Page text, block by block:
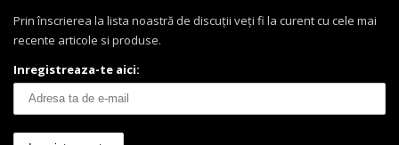
Prin înscrierea la lista noastră de discuții veți fi la curent cu cele mai
recente articole si produse.
Inregistreaza-te aici: